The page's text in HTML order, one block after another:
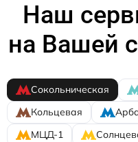
Наш
на Вашей
Сокольническая
Кольцевая
МЦД-1